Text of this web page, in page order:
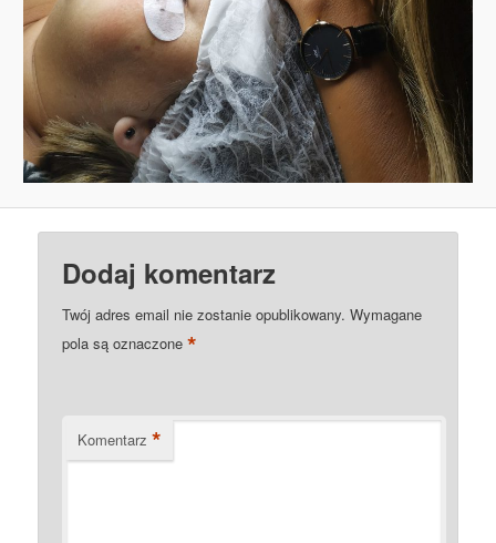
Dodaj komentarz
Twój adres email nie zostanie opublikowany. Wymagane
pola są oznaczone*
Komentarz *